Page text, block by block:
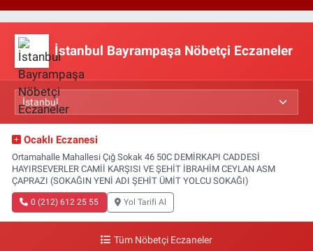
İstanbul Bayrampaşa Nöbetçi Eczaneler
Ocaklı Eczanesi
Ortamahalle Mahallesi Çığ Sokak 46 50C DEMİRKAPI CADDESİ
HAYIRSEVERLER CAMİİ KARŞISI VE ŞEHİT İBRAHİM CEYLAN ASM
ÇAPRAZI (SOKAĞIN YENİ ADI ŞEHİT ÜMİT YOLCU SOKAĞI)
0 (212) 612 25 55 Yol Tarifi Al
Tüm Nöbetçi Eczaneler